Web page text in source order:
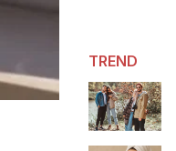
TREND